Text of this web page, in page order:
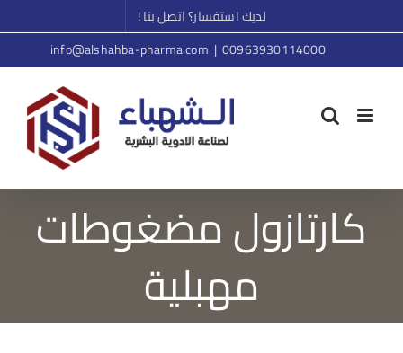
to
content
لديك استفسار؟ اتصل بنا !
00963930114000
|
info@alshahba-pharma.com
كارتازول مضغوطات
مهبلية